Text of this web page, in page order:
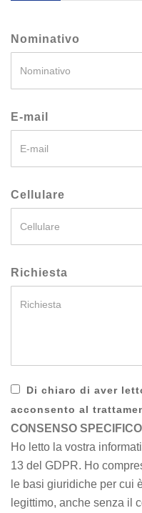
Nominativo
E-mail
Cellulare
Richiesta
Di chiaro di aver
acconsento al
CONSENSO SPECIFICO
Ho letto la vostra
13 del GDPR. Ho
le basi giuridiche per cui
legittimo, anche senza il